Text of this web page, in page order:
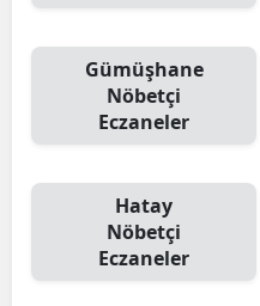
Gümüşhane
Nöbetçi
Eczaneler
Hatay
Nöbetçi
Eczaneler